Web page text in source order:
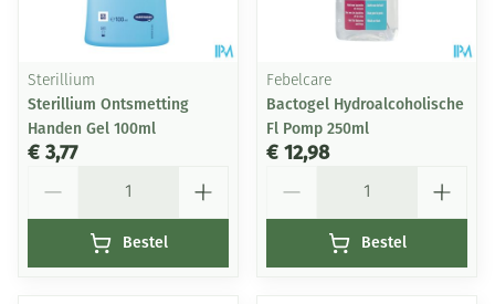
Sterillium
Sterillium Ontsmetting
Handen Gel 100ml
€ 3,77
Bestel
Febelcare
Bactogel Hydroalcoholische
Fl Pomp 250ml
€ 12,98
Bestel